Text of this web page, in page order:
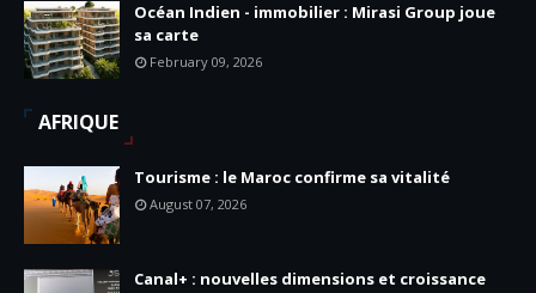
Océan Indien - immobilier : Mirasi Group joue
sa carte
February 09, 2026
AFRIQUE
Tourisme : le Maroc confirme sa vitalité
August 07, 2026
Canal+ : nouvelles dimensions et croissance